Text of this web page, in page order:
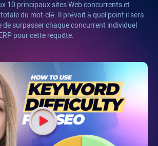
10 principaux sites Web concurrents et
du mot-clé. Il prévoit à quel point il sera
de surpasser chaque concurrent individuel
pour cette requête.